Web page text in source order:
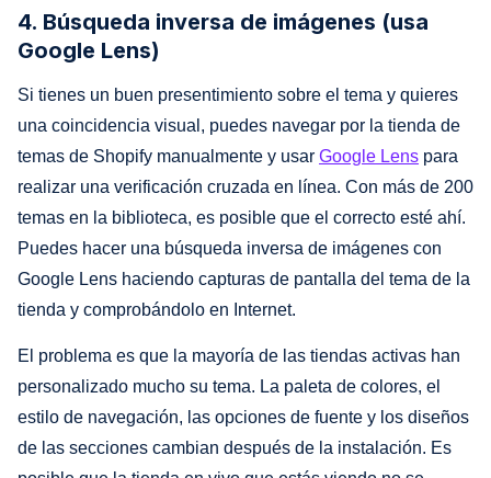
4. Búsqueda inversa de imágenes (usa
Google Lens)
Si tienes un buen presentimiento sobre el tema y quieres
una coincidencia visual, puedes navegar por la tienda de
temas de Shopify manualmente y usar Google Lens para
realizar una verificación cruzada en línea. Con más de 200
temas en la biblioteca, es posible que el correcto esté ahí.
Puedes hacer una búsqueda inversa de imágenes con
Google Lens haciendo capturas de pantalla del tema de la
tienda y comprobándolo en Internet.
El problema es que la mayoría de las tiendas activas han
personalizado mucho su tema. La paleta de colores, el
estilo de navegación, las opciones de fuente y los diseños
de las secciones cambian después de la instalación. Es